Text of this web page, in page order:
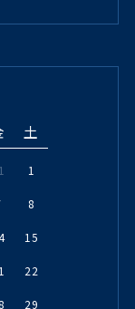
土
1
8
15
22
29